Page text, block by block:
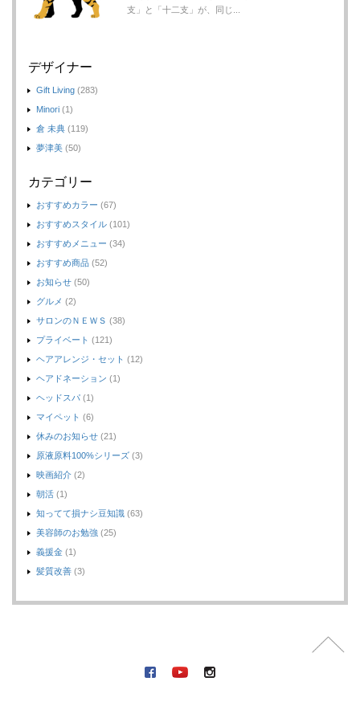
支」と「十二支」が、同じ...
デザイナー
Gift Living (283)
Minori (1)
倉 未典 (119)
夢津美 (50)
カテゴリー
おすすめカラー (67)
おすすめスタイル (101)
おすすめメニュー (34)
おすすめ商品 (52)
お知らせ (50)
グルメ (2)
サロンのＮＥＷＳ (38)
プライベート (121)
ヘアアレンジ・セット (12)
ヘアドネーション (1)
ヘッドスパ (1)
マイペット (6)
休みのお知らせ (21)
原液原料100%シリーズ (3)
映画紹介 (2)
朝活 (1)
知ってて損ナシ豆知識 (63)
美容師のお勉強 (25)
義援金 (1)
髪質改善 (3)